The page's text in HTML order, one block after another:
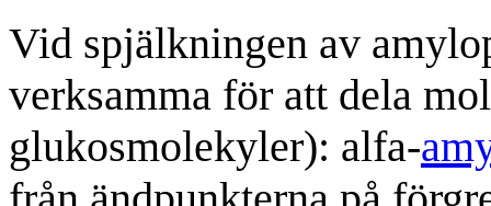
Vid spjälkningen av
verksamma för att dela
glukosmolekyler): alfa-